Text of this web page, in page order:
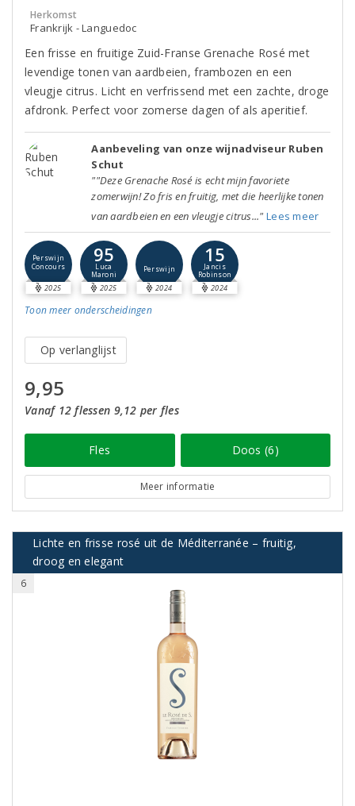
Herkomst
Frankrijk - Languedoc
Een frisse en fruitige Zuid-Franse Grenache Rosé met
levendige tonen van aardbeien, frambozen en een
vleugje citrus. Licht en verfrissend met een zachte, droge
afdronk. Perfect voor zomerse dagen of als aperitief.
Aanbeveling van onze wijnadviseur Ruben
Schut
""Deze Grenache Rosé is echt mijn favoriete
zomerwijn! Zo fris en fruitig, met die heerlijke tonen
van aardbeien en een vleugje citrus..." Lees meer
Perswijn
Concours
2025
95
Luca
Maroni
2025
Perswijn
2024
15
Jancis
Robinson
2024
Toon meer onderscheidingen
Op verlanglijst
9,95
Vanaf 12 flessen 9,12 per fles
Fles Doos (6)
Meer informatie
Lichte en frisse rosé uit de Méditerranée – fruitig,
droog en elegant
6